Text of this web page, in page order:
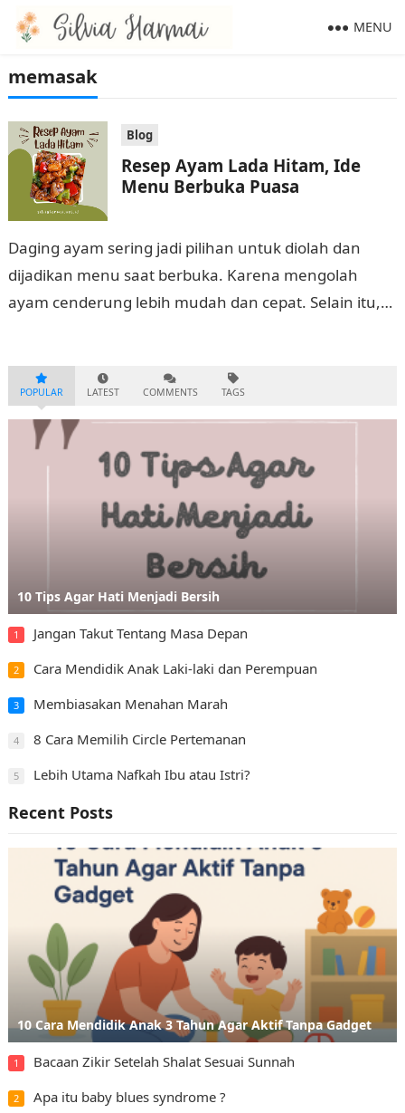
MENU
memasak
Blog
Resep Ayam Lada Hitam, Ide
Menu Berbuka Puasa
Daging ayam sering jadi pilihan untuk diolah dan
dijadikan menu saat berbuka. Karena mengolah
ayam cenderung lebih mudah dan cepat. Selain itu,
POPULAR LATEST COMMENTS TAGS
10 Tips Agar Hati Menjadi Bersih
1 Jangan Takut Tentang Masa Depan
2 Cara Mendidik Anak Laki-laki dan Perempuan
3 Membiasakan Menahan Marah
4 8 Cara Memilih Circle Pertemanan
5 Lebih Utama Nafkah Ibu atau Istri?
Recent Posts
10 Cara Mendidik Anak 3 Tahun Agar Aktif Tanpa Gadget
1 Bacaan Zikir Setelah Shalat Sesuai Sunnah
2 Apa itu baby blues syndrome ?